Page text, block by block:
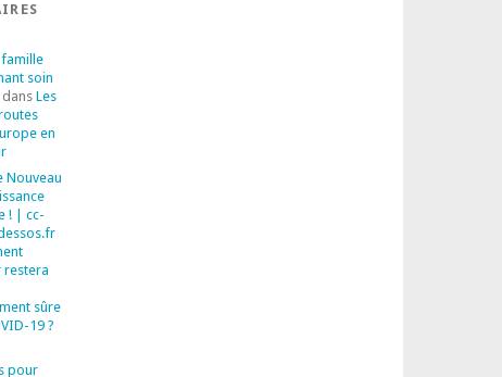
famille
soin
Les
en
Nouveau
! | cc-
restera
sûre
19 ?
pour